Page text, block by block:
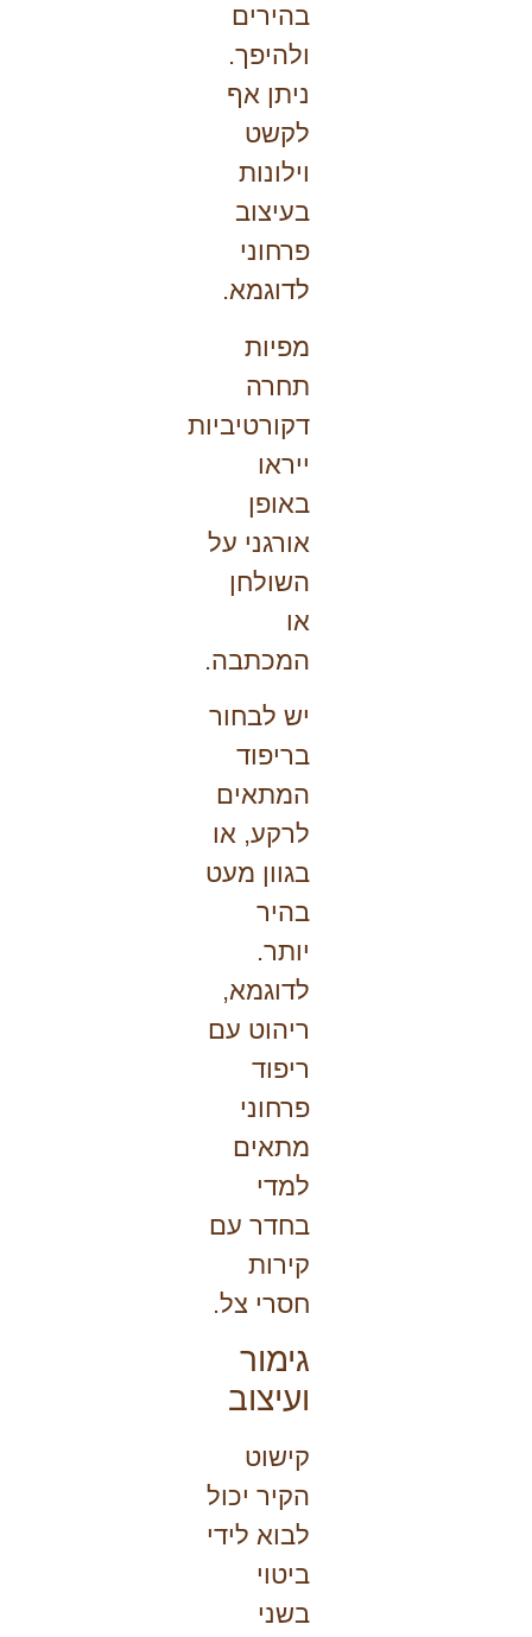
בהירים
ולהיפך.
ניתן אף
לקשט
וילונות
בעיצוב
פרחוני
לדוגמא.
מפיות
תחרה
דקורטיביות
ייראו
באופן
אורגני על
השולחן
או
המכתבה.
יש לבחור
בריפוד
המתאים
לרקע, או
בגוון מעט
בהיר
יותר.
לדוגמא,
ריהוט עם
ריפוד
פרחוני
מתאים
למדי
בחדר עם
קירות
חסרי צל.
גימור
ועיצוב
קישוט
הקיריכול
לבוא לידי
ביטוי
בשני